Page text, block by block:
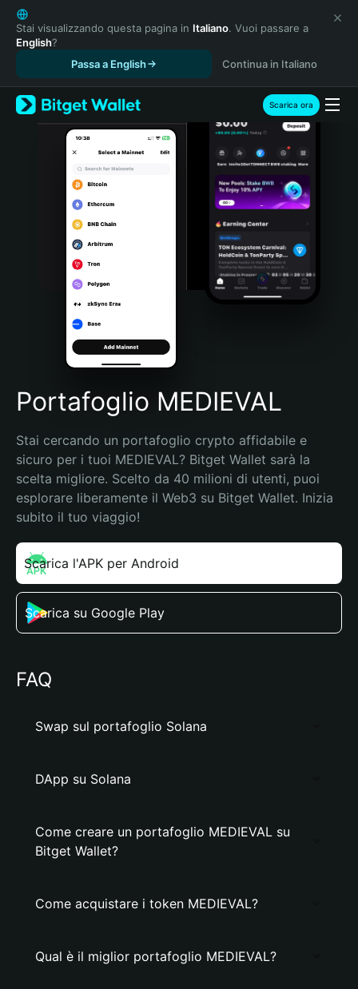
English
日本語
Tiếng Việt
Español (Latinoamérica)
Türkçe
Italiano
Português (Portugal)
Bahasa Indonesia
Português (Brasil)
Español (Argentina)
Stai visualizzando questa pagina in Italiano. Vuoi passare a
English?
Passa a English
Continua in Italiano
Scarica ora
Portafoglio MEDIEVAL
Stai cercando un portafoglio crypto affidabile e
sicuro per i tuoi MEDIEVAL? Bitget Wallet sarà la
scelta migliore. Scelto da 40 milioni di utenti, puoi
esplorare liberamente il Web3 su Bitget Wallet. Inizia
subito il tuo viaggio!
Scarica l'APK per Android
Scarica su Google Play
FAQ
Swap sul portafoglio Solana
DApp su Solana
Come creare un portafoglio MEDIEVAL su
Bitget Wallet?
Come acquistare i token MEDIEVAL?
Qual è il miglior portafoglio MEDIEVAL?